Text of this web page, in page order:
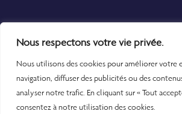
Nous respectons votre vie privée.
Nous utilisons des cookies pour améliorer votre
navigation, diffuser des publicités ou des
analyser notre trafic. En cliquant sur « Tout
consentez à notre utilisation des cookies.
© 2022 Clinique Nollet, Tous droits